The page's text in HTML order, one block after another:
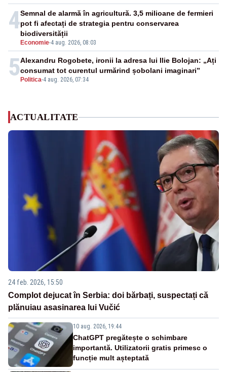
4
Economie-4 aug. 2026, 08:03
Semnal de alarmă în agricultură. 3,5 milioane de fermieri
pot fi afectați de strategia pentru conservarea
biodiversității
5 Politica-4 aug. 2026, 07:34
Alexandru Rogobete, ironii la adresa lui Ilie Bolojan: „Ați
consumat tot curentul urmărind șobolani imaginari”
ACTUALITATE
24 feb. 2026, 15:50
Complot dejucat în Serbia: doi bărbați, suspectați că
plănuiau asasinarea lui Vučić
10 aug. 2026, 19:44
ChatGPT pregătește o schimbare
importantă. Utilizatorii gratis primesc o
funcție mult așteptată